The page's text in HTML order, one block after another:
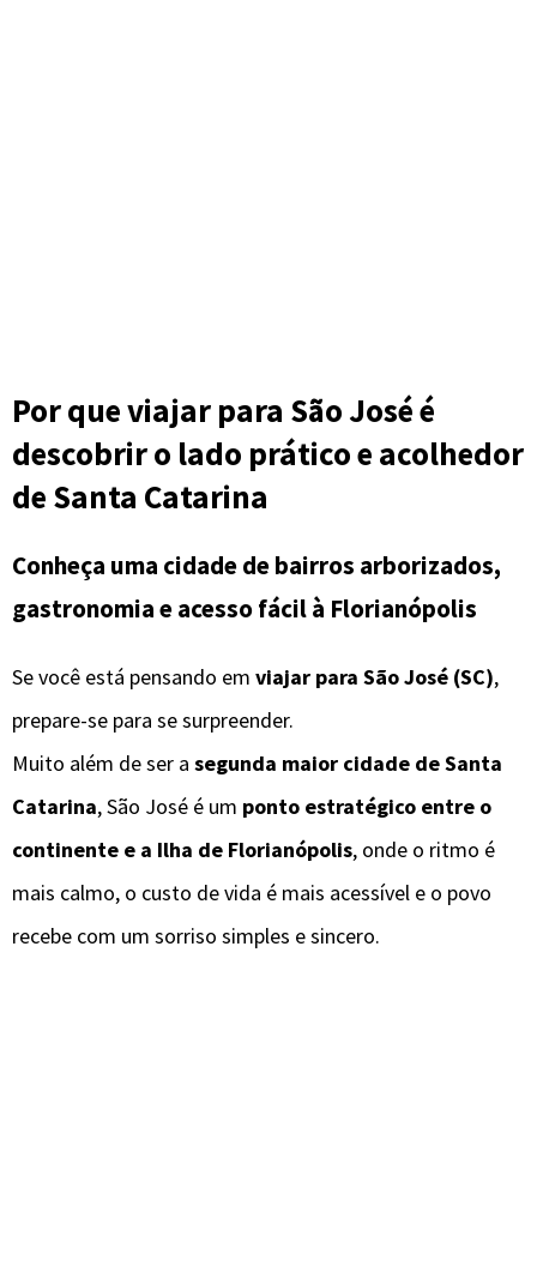
Por que viajar para São José é
descobrir o lado prático e acolhedor
de Santa Catarina
Conheça uma cidade de bairros arborizados,
gastronomia e acesso fácil à Florianópolis
Se você está pensando em viajar para São José (SC),
prepare-se para se surpreender.
Muito além de ser a segunda maior cidade de Santa
Catarina, São José é um ponto estratégico entre o
continente e a Ilha de Florianópolis, onde o ritmo é
mais calmo, o custo de vida é mais acessível e o povo
recebe com um sorriso simples e sincero.